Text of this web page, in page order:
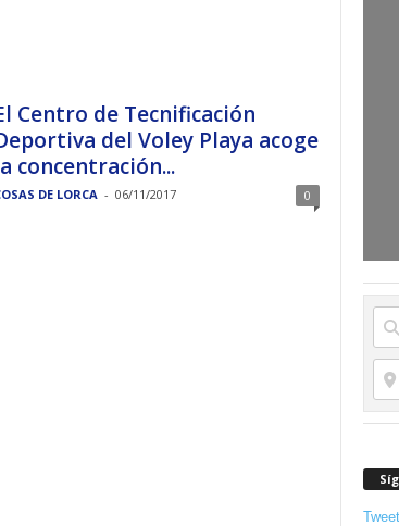
Centro de Tecnificación
del Voley Playa acoge
concentración...
DE LORCA - 06/11/2017 0